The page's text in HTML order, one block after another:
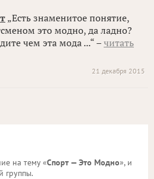
„Есть знаменитое понятие,
это модно, да ладно?
чем эта мода ...“ – читать
21 декабря 2015
на тему «Спорт — Это Модно», и
группы.